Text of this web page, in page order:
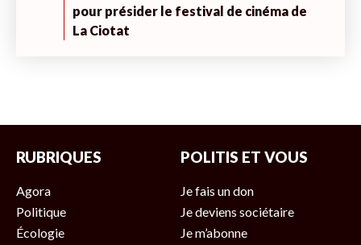
pour présider le festival de cinéma de
La Ciotat
RUBRIQUES
Agora
Politique
Écologie
POLITIS ET VOUS
Je fais un don
Je deviens sociétaire
Je m’abonne